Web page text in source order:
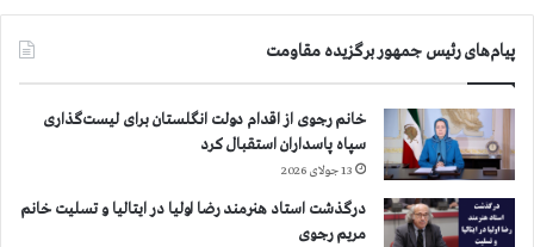
پیام‌های رئیس جمهور برگزیده مقاومت
خانم رجوی از اقدام دولت انگلستان برای لیست‌گذاری
سپاه پاسداران استقبال کرد
13 جولای 2026
درگذشت استاد هنرمند رضا اولیا در ایتالیا و تسلیت خانم
مریم رجوی